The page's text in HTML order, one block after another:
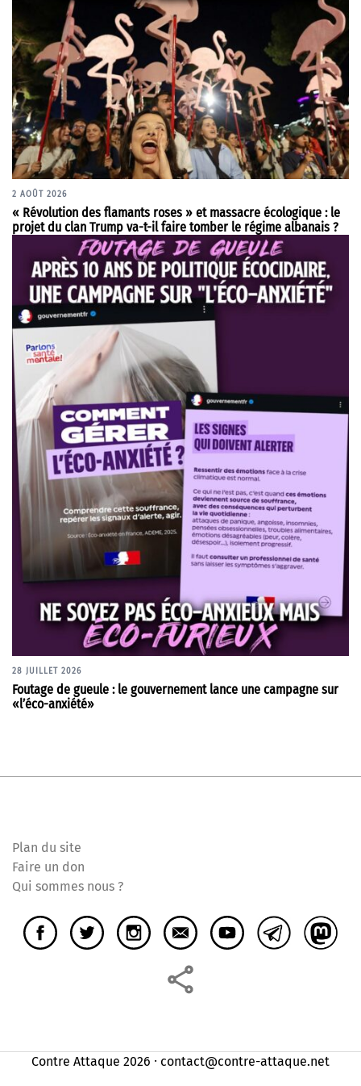
2 AOÛT 2026
« Révolution des flamants roses » et massacre écologique : le
projet du clan Trump va-t-il faire tomber le régime albanais ?
28 JUILLET 2026
Foutage de gueule : le gouvernement lance une campagne sur
«l’éco-anxiété»
Plan du site
Faire un don
Qui sommes nous ?
Contre Attaque 2026 ⸱ contact@contre-attaque.net